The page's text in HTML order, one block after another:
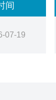
间
07-19